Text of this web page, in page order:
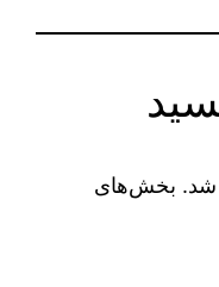
شد. بخش‌های